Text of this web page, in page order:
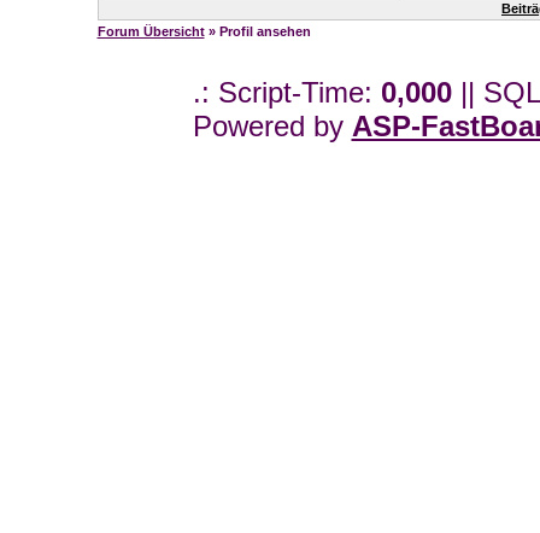
Forum Übersicht» Profil ansehen
.: Script-Time: 0,000||
Powered by ASP-